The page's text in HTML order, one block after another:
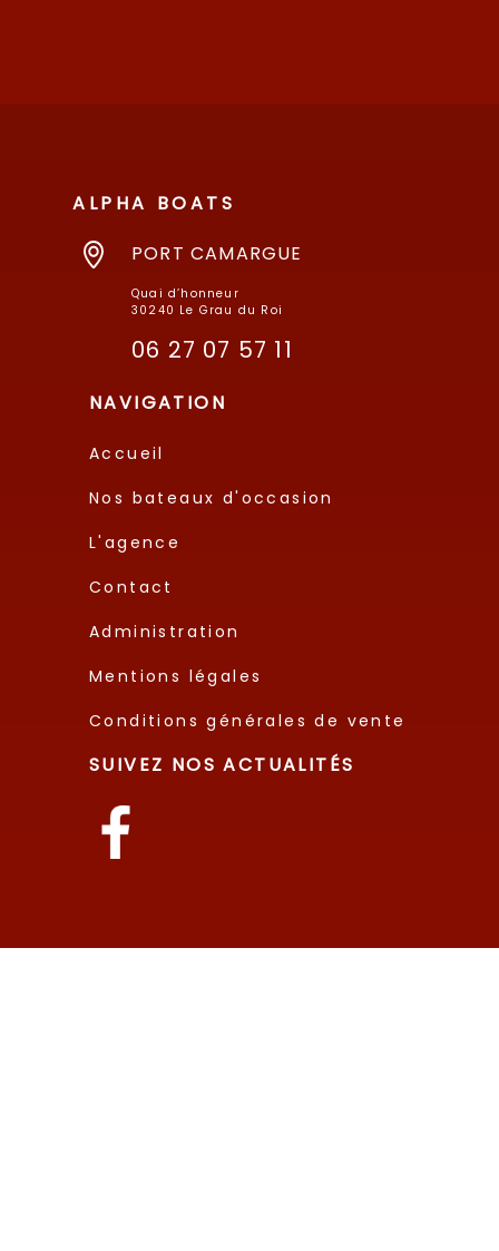
ALPHA BOATS
PORT CAMARGUE
Quai d’honneur
30240 Le Grau du Roi
06 27 07 57 11
NAVIGATION
Accueil
Nos bateaux d'occasion
L'agence
Contact
Administration
Mentions légales
Conditions générales de vente
SUIVEZ NOS ACTUALITÉS